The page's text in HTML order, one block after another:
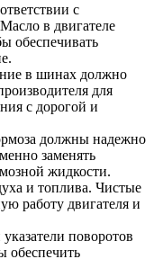
с
в двигателе
обеспечивать
в шинах должно
для
с дорогой и
должны надежно
заменять
жидкости.
и топлива. Чистые
работу двигателя и
поворотов
обеспечить